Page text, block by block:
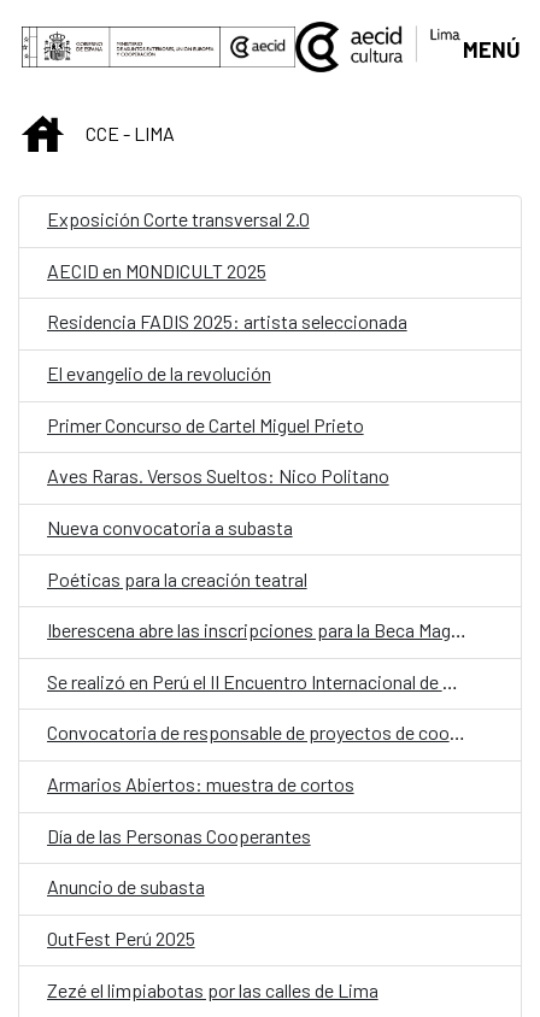
Saltar al contenido principal
MENÚ
INICIOCCE - LIMA
Exposición Corte transversal 2.0
AECID en MONDICULT 2025
Residencia FADIS 2025: artista seleccionada
El evangelio de la revolución
Primer Concurso de Cartel Miguel Prieto
Aves Raras. Versos Sueltos: Nico Politano
Nueva convocatoria a subasta
Poéticas para la creación teatral
Iberescena abre las inscripciones para la Beca Magaly Muguercia 2025-2027
Convocatoria de responsable de proyectos de cooperación de AECID
Armarios Abiertos: muestra de cortos
Día de las Personas Cooperantes
Anuncio de subasta
OutFest Perú 2025
Zezé el limpiabotas por las calles de Lima